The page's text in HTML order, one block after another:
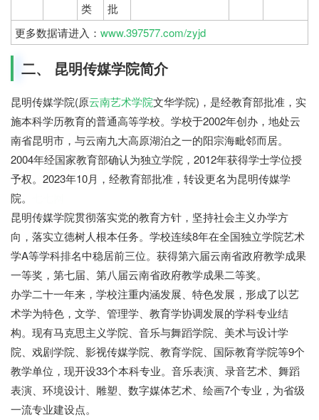
类
批
更多数据请进入： www.397577.com/zyjd
二、 昆明传媒学院简介
昆明传媒学院(原云南艺术学院文华学院)，是经教育部批准，实
施本科学历教育的普通高等学校。学校于2002年创办，地处云
南省昆明市，与云南九大高原湖泊之一的阳宗海毗邻而居。
2004年经国家教育部确认为独立学院，2012年获得学士学位授
予权。2023年10月，经教育部批准，转设更名为昆明传媒学
院。
昆明传媒学院贯彻落实党的教育方针，坚持社会主义办学方
向，落实立德树人根本任务。学校连续8年在全国独立学院艺术
学A等学科排名中稳居前三位。获得第六届云南省政府教学成果
一等奖，第七届、第八届云南省政府教学成果二等奖。
办学二十一年来，学校注重内涵发展、特色发展，形成了以艺
术学为特色，文学、管理学、教育学协调发展的学科专业结
构。现有马克思主义学院、音乐与舞蹈学院、美术与设计学
院、戏剧学院、影视传媒学院、教育学院、国际教育学院等9个
教学单位，现开设33个本科专业。音乐表演、录音艺术、舞蹈
表演、环境设计、雕塑、数字媒体艺术、绘画7个专业，为省级
一流专业建设点。